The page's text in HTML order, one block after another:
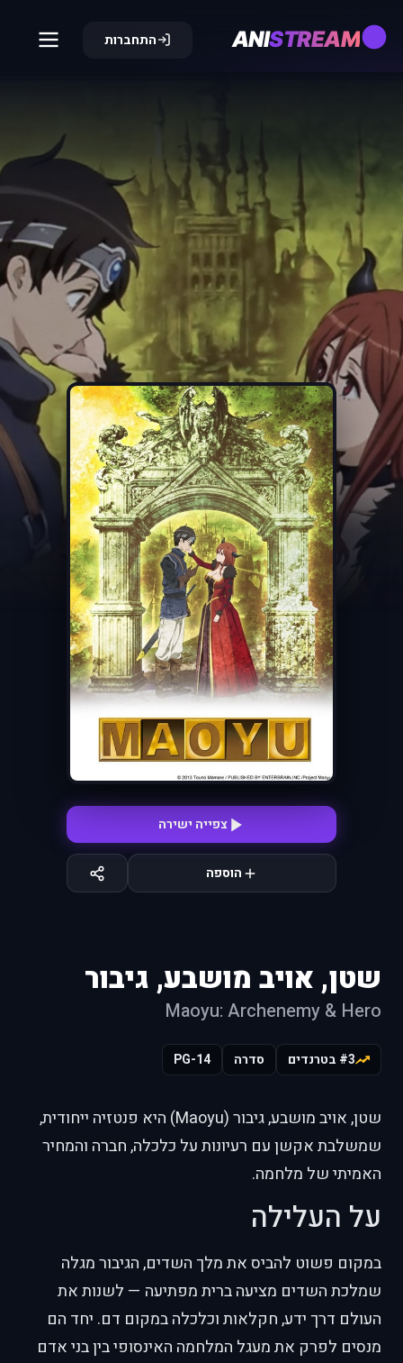
ANISTREAM התחברות
צפייה ישירה
הוספה
שטן, אויב מושבע, גיבור
Maoyu: Archenemy & Hero
#3 בטרנדים סדרה PG-14
שטן, אויב מושבע, גיבור (Maoyu) היא פנטזיה ייחודית,
שמשלבת אקשן עם רעיונות על כלכלה, חברה והמחיר
האמיתי של מלחמה.
על העלילה
במקום פשוט להביס את מלך השדים, הגיבור מגלה
שמלכת השדים מציעה ברית מפתיעה — לשנות את
העולם דרך ידע, חקלאות וכלכלה במקום דם. יחד הם
מנסים לפרק את מעגל המלחמה האינסופי בין בני אדם